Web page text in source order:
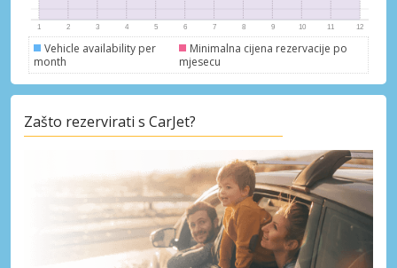
Posebni popusti
Pristupite ekskluzivnim ponudama naših
Prijava putem eLinka
Vehicle availability per
month
Minimalna cijena rezervacije po
mjesecu
Zašto rezervirati s CarJet?